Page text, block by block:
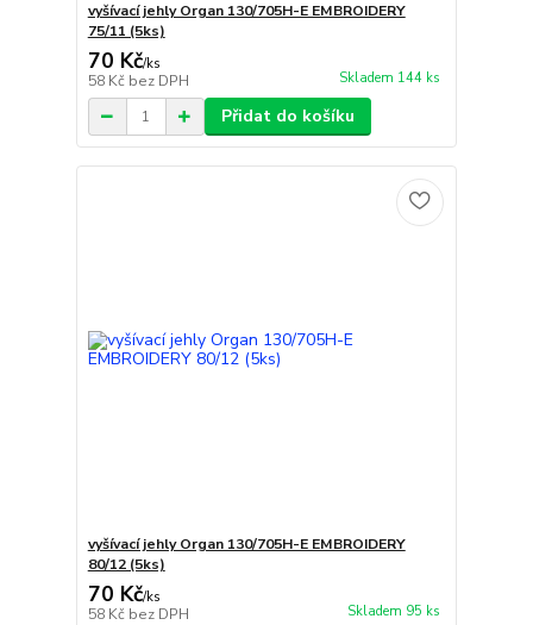
vyšívací jehly Organ 130/705H-E EMBROIDERY
75/11 (5ks)
70 Kč/ks
58 Kč bez DPH Skladem 144 ks
Přidat do košíku
vyšívací jehly Organ 130/705H-E EMBROIDERY
80/12 (5ks)
70 Kč/ks
58 Kč bez DPH Skladem 95 ks